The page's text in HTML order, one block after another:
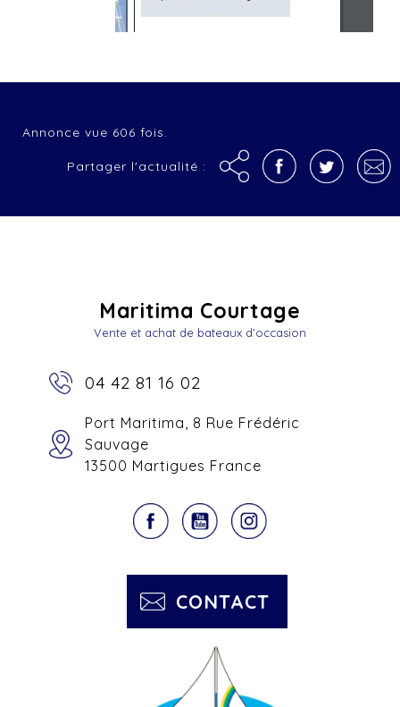
Annonce vue 606 fois.
Partager l'actualité :
Maritima Courtage
Vente et achat de bateaux d'occasion
04 42 81 16 02
Port Maritima, 8 Rue Frédéric
Sauvage
13500 Martigues France
CONTACT